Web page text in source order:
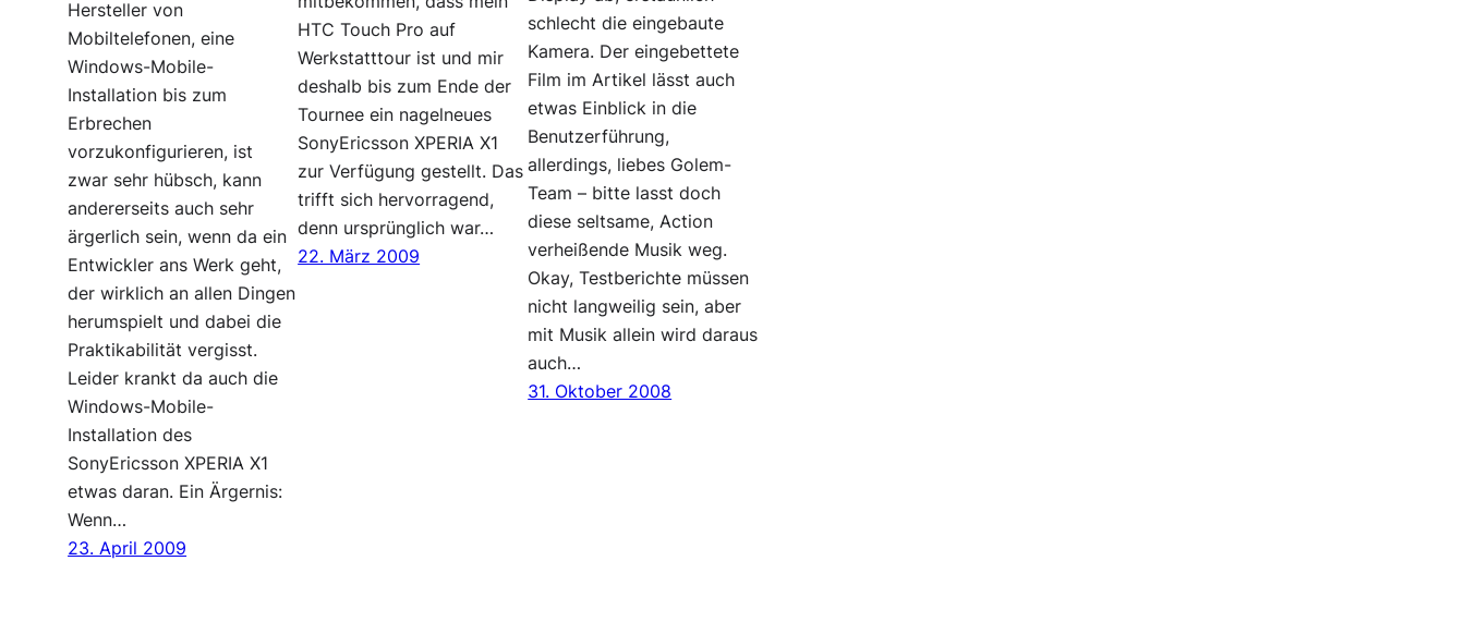
Hersteller von
Mobiltelefonen, eine
Windows-Mobile-
Installation bis zum
Erbrechen
vorzukonfigurieren, ist
zwar sehr hübsch, kann
andererseits auch sehr
ärgerlich sein, wenn da ein
Entwickler ans Werk geht,
der wirklich an allen Dingen
herumspielt und dabei die
Praktikabilität vergisst.
Leider krankt da auch die
Windows-Mobile-
Installation des
SonyEricsson XPERIA X1
etwas daran. Ein Ärgernis:
Wenn…
23. April 2009
HTC Touch Pro auf
Werkstatttour ist und mir
deshalb bis zum Ende der
Tournee ein nagelneues
SonyEricsson XPERIA X1
zur Verfügung gestellt. Das
trifft sich hervorragend,
denn ursprünglich war…
22. März 2009
schlecht die eingebaute
Kamera. Der eingebettete
Film im Artikel lässt auch
etwas Einblick in die
Benutzerführung,
allerdings, liebes Golem-
Team – bitte lasst doch
diese seltsame, Action
verheißende Musik weg.
Okay, Testberichte müssen
nicht langweilig sein, aber
mit Musik allein wird daraus
auch…
31. Oktober 2008